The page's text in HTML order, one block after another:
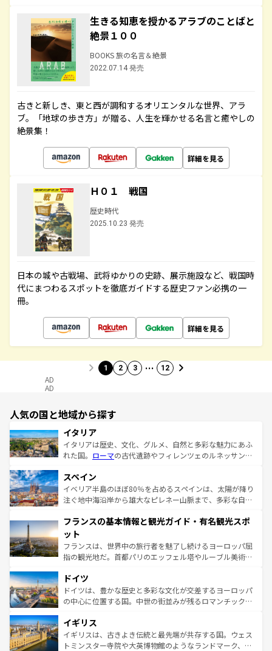
生きる知恵を授かるアラブのことばと
絶景１００
BOOKS 旅の名言＆絶景
2022.07.14 発売
古きと新しき、東と西が調和するオリエンタルな世界、アラ
ブ。「地球の歩き方」が贈る、人生を輝かせる名言と癒やしの
絶景集！
詳細を見る
Ｈ０１ 戦国
歴史時代
2025.10.23 発売
日本の城や古戦場、武将ゆかりの史跡、展示施設など、戦国時
代にまつわるスポットを徹底ガイドする歴史ファン必携の一
冊。
詳細を見る
1 2 3 … 12
AD
AD
人気の国と地域から探す
イタリア
イタリアは歴史、文化、グルメ、自然と多彩な魅力にあふ
れた国。 ローマの古代遺跡やフィレンツェのルネッサンス
ろん、トスカーナの美しい田園風景やアマルフィ海岸の絶
景など、自然景観も見逃せない。観光の合間には、本場の
ピザやパスタなど、絶品のイタリア料理を堪能することも
ませてくれるイタリアで、忘れられない旅をしてみよう！
なお、新着のイタリア情報は
しい。
スペイン
イベリア半島のほぼ80％を占めるスペインは、太陽が降り
注ぐ地中海沿岸から雄大なピレネー山脈まで、多彩な自然
文化が根付くこの国では、情熱的なフラメンコ、熱気あふ
れる闘牛、そして美味しいタパスが生活の一部となってい
る。首都マドリードの洗練された雰囲気や、バルセロナの
アートに溢れた街角から、地方では古代ローマ遺跡や中世
せる。地方によって風土や気候が異なるスペインはその個
性で訪れる人を魅了する。 なお、新着のスペイン情報は コ
ンテンツ一覧を参照してほしい。
フランスの基本情報と観光ガイド・有名観光スポ
ット
フランスは、世界中の旅行者を魅了し続けるヨーロッパ屈
指の観光地だ。首都パリのエッフェル塔やルーブル美術館
で、幅広い魅力が詰まっている。華麗な宮殿、歴史的な大
聖堂、美しいビーチ、そして豊かな自然が、訪れる者を心
から魅了する。また、フランスは美食の国としても知ら
いる。シャンパンの発祥地であるランス、プロヴァンスの
香り高いラベンダー畑など、多彩な楽しみ方が可能だ。さ
らに、パリ以外の地域にも魅力が溢れており、どの街角に
ドイツ
ドイツは、豊かな歴史と多彩な文化が交差するヨーロッパ
の中心に位置する国。中世の街並みが残るロマンチック街
顔を持つこの国は、どこを歩いても飽きることがない。ベ
ルリンの文化的活気、バイエルン州のアルプスの絶景、そ
してライン川沿いのワイン畑といった風景は必見。ビール
イギリス
イギリスは、古きよき伝統と最先端が共存する国。ウェス
トミンスター寺院や大英博物館のようなランドマーク、歴